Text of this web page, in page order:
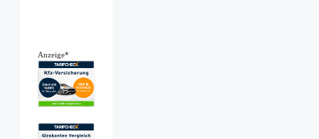
Anzeige*